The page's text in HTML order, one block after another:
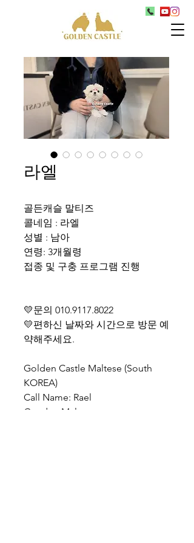
라엘
골든캐슬 말티즈
콜네임 : 라엘
성별 : 남아
연령: 3개월령
접종 및 구충 프로그램 진행
💛문의 010.9117.8022
💛편하신 날짜와 시간으로 방문 예
약해주세요.
Golden Castle Maltese (South
KOREA)
Call Name: Rael
Gender: Male